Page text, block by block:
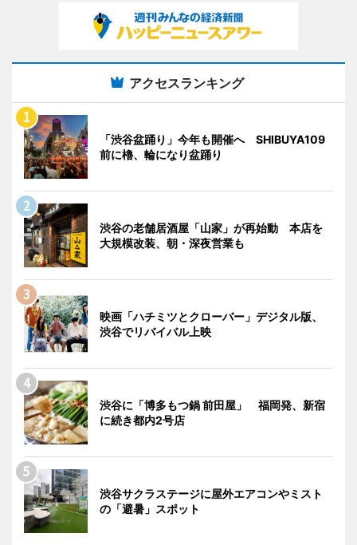
アクセスランキング
「渋谷盆踊り」今年も開催へ SHIBUYA109
前に櫓、輪になり盆踊り
渋谷の老舗居酒屋「山家」が再始動 本店を
大規模改装、朝・深夜営業も
映画「ハチミツとクローバー」デジタル版、
渋谷でリバイバル上映
渋谷に「博多もつ鍋 前田屋」 福岡発、新宿
に続き都内2号店
渋谷サクラステージに屋外エアコンやミスト
の「避暑」スポット